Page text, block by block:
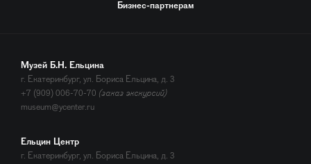
Бизнес-партнерам
Музей Б.Н. Ельцина
г. Екатеринбург, ул. Бориса Ельцина, д. 3
+7 (909) 006-70-70 (заказ экскурсий)
museum@ycenter.ru
Ельцин Центр
г. Екатеринбург, ул. Бориса Ельцина, д. 3